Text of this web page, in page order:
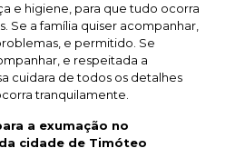
e higiene, para que tudo ocorra
Se a família quiser acompanhar,
e permitido. Se
e respeitada a
cuidara de todos os detalhes
tranquilamente.
a exumação no
cidade de Timóteo